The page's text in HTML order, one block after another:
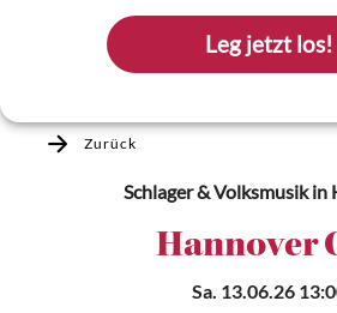
Leg jetzt los!
Zurück
Schlager & Volksmusikin
Hannover
Sa. 13.06.26